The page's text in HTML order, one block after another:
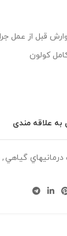
قبل از عمل
کولون
به علاقه مندی
گياهي ,